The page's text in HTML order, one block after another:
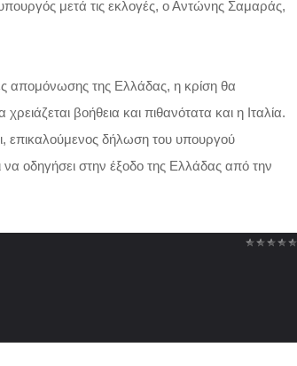
μετά τις εκλογές, ο Αντώνης Σαμαράς,
απομόνωσης της Ελλάδας, η κρίση θα
βοήθεια και πιθανότατα και η Ιταλία.
επικαλούμενος δήλωση του υπουργού
οδηγήσει στην έξοδο της Ελλάδας από την